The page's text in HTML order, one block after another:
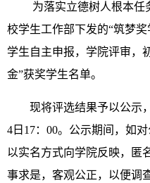
为落实立德树人根本任
校学生工作部下发的“筑梦
学生自主申报，学院评审，
金”获奖学生名单。
现将评选结果予以公示
4日17：00。公示期间，如
以实名方式向学院反映，匿
事求是，客观公正，以便调